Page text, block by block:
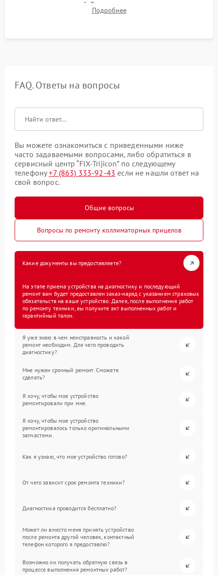
отсутствия искажений. Тестирование прицела на ударном
стенде для подтверждения устойчивости к отдаче оружия и
Подробнее
FAQ. Ответы на вопросы
Вы можете ознакомиться с приведенными ниже
часто задаваемыми вопросами, либо обратиться в
сервисный центр “FIX-Trijicon” по следующему
телефону+7 (863) 333-92-43 если не нашли ответ на
свой вопрос.
Общие вопросы
Вопросы по ремонту коллиматорных прицелов
Какие документы вы предоставляете?
На этапе приема устройства на диагностику и последующий
ремонт вам будет предоставлен заказ-наряд с указанием страховых
обязательств на ваше устройство. Далее, после выполнения работ
по ремонту техники, вы получите акт выполненных работ и
гарантийный талон.
Я уже знаю в чем неисправность и какой
ремонт необходим. Для чего проводить
диагностику?
Мне нужен срочный ремонт. Сможете
сделать?
Я хочу, чтобы мое устройство
ремонтировали при мне.
Я хочу, чтобы мое устройство
ремонтировалось только оригинальными
запчастями.
Как я узнаю, что мое устройство готово?
От чего зависит срок ремонта техники?
Диагностика проводится бесплатно?
Может ли вместо меня принять устройство
после ремонта другой человек, контактный
телефон которого я предоставлю?
Возможно ли получать обратную связь в
процессе выполнения ремонтных работ?